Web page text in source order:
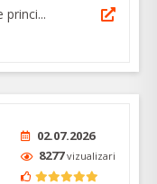
02.07.2026
8277vizualizari